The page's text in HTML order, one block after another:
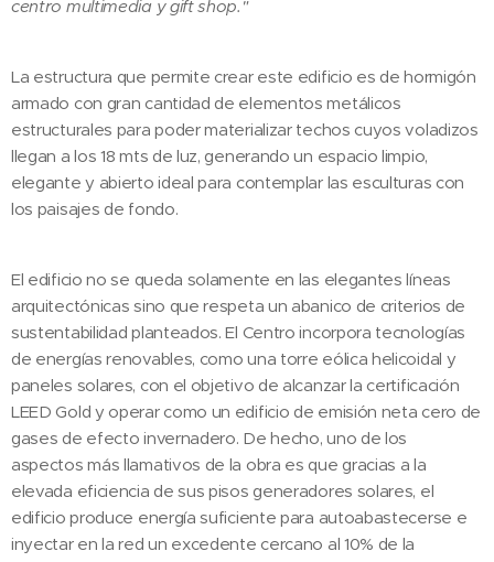
centro multimedia y gift shop."
La estructura que permite crear este edificio es de hormigón
armado con gran cantidad de elementos metálicos
estructurales para poder materializar techos cuyos voladizos
llegan a los 18 mts de luz, generando un espacio limpio,
elegante y abierto ideal para contemplar las esculturas con
los paisajes de fondo.
El edificio no se queda solamente en las elegantes líneas
arquitectónicas sino que respeta un abanico de criterios de
sustentabilidad planteados. El Centro incorpora tecnologías
de energías renovables, como una torre eólica helicoidal y
paneles solares, con el objetivo de alcanzar la certificación
LEED Gold y operar como un edificio de emisión neta cero de
gases de efecto invernadero. De hecho, uno de los
aspectos más llamativos de la obra es que gracias a la
elevada eficiencia de sus pisos generadores solares, el
edificio produce energía suficiente para autoabastecerse e
inyectar en la red un excedente cercano al 10% de la